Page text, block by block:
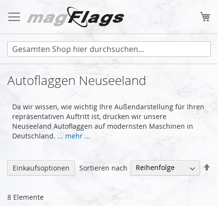
Inhalt
springen
Autoflaggen Neuseeland
Da wir wissen, wie wichtig Ihre Außendarstellung für Ihren
repräsentativen Auftritt ist, drucken wir unsere
Neuseeland Autoflaggen auf modernsten Maschinen in
Deutschland. ... mehr ...
8 Elemente
Sortieren nach
Einkaufsoptionen